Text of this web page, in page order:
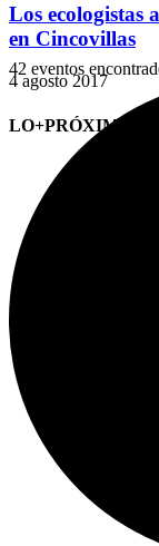
Los ecologistas
en Cincovillas
4 agosto 2017
LO+PRÓXIMO
42 eventos